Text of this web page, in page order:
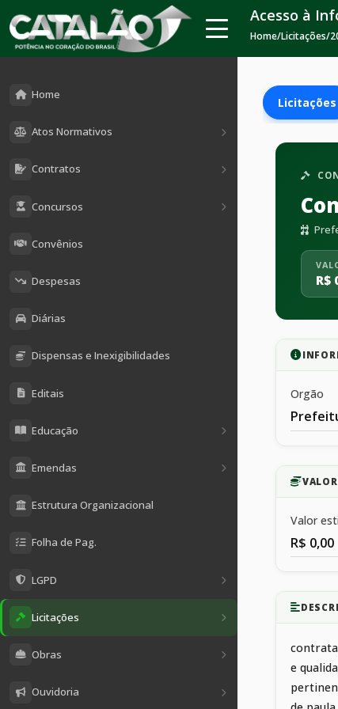
Home
Atos Normativos
Contratos
Concursos
Convênios
Despesas
Diárias
Dispensas e Inexigibilidades
Editais
Educação
Emendas
Estrutura Organizacional
Folha de Pag.
LGPD
Licitações
Obras
Ouvidoria
Acesso à
Home/Licitações/
Licitações
R$
Orgão
Valor
R$ 0,00
e